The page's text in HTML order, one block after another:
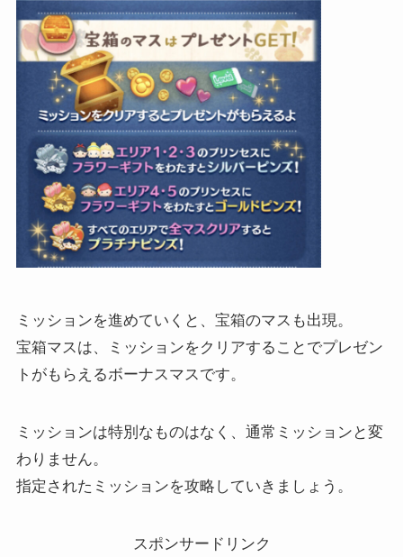
ミッションを進めていくと、宝箱のマスも出現。
宝箱マスは、ミッションをクリアすることでプレゼン
トがもらえるボーナスマスです。
ミッションは特別なものはなく、通常ミッションと変
わりません。
指定されたミッションを攻略していきましょう。
スポンサードリンク